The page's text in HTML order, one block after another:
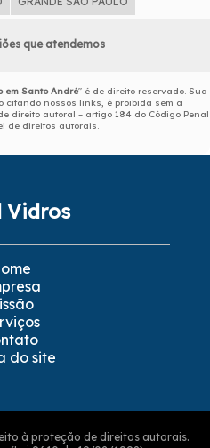
que atendemos
em Santo André" é de direito reservado. Sua
citando nossos links, é proibida sem a
direito autoral – artigo 184 do Código Penal
de direitos autorais.
Vidros
do site
à proteção de direitos autorais.